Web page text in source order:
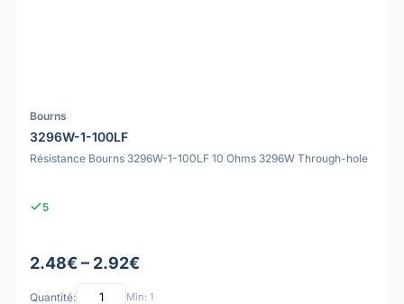
Bourns
3296W-1-100LF
Résistance Bourns 3296W-1-100LF 10 Ohms 3296W Through-hole
5
2.48€ – 2.92€
Quantité: Min: 1